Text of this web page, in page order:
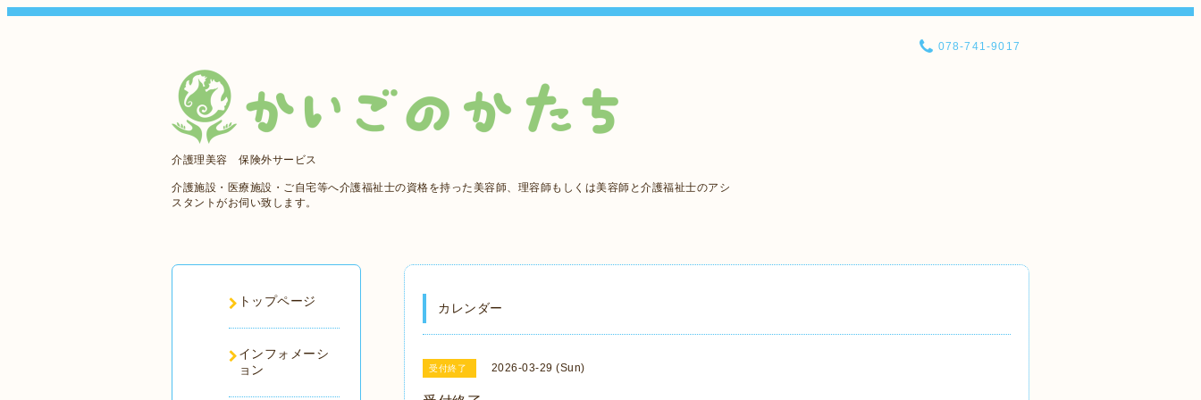
介護理美容 保険外サービス
介護施設・医療施設・ご自宅等へ介護福祉士の資格を持った美容師、理容師もしくは美容師と介護福祉士のアシ
スタントがお伺い致します。
078-741-9017
カレンダー
受付終了 2026-03-29 (Sun)
トップページ
インフォメーシ
ョン